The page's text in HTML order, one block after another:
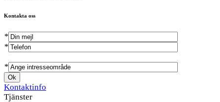
Kontakta oss
*
*
*
Kontaktinfo
Tjänster